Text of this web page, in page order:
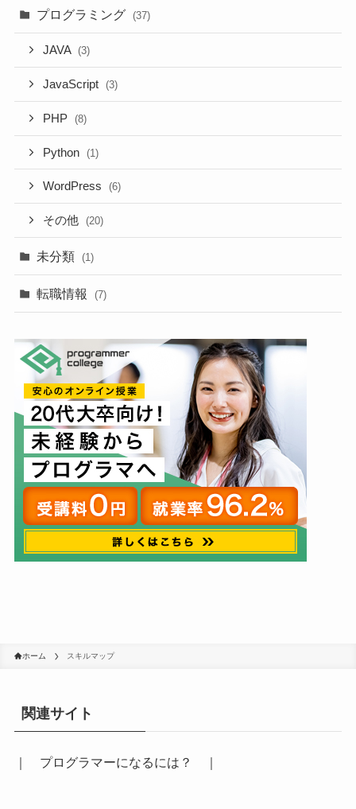
プログラミング (37)
JAVA (3)
JavaScript (3)
PHP (8)
Python (1)
WordPress (6)
その他 (20)
未分類 (1)
転職情報 (7)
ホーム スキルマップ
関連サイト
プログラマーになるには？